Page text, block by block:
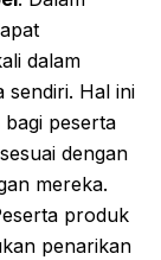
dalam
sendiri. Hal ini
peserta
dengan
mereka.
produk
penarikan